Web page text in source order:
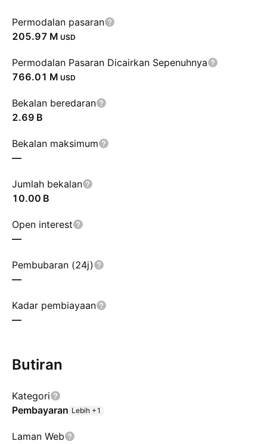
Permodalan pasaran
‪205.97 M‬ USD
Permodalan Pasaran Dicairkan Sepenuhnya
‪766.01 M‬ USD
Bekalan beredaran
‪2.69 B‬
Bekalan maksimum
—
Jumlah bekalan
‪10.00 B‬
Open interest
—
Pembubaran (24j)
—
Kadar pembiayaan
—
Butiran
Kategori
Pembayaran Lebih +1
Laman Web